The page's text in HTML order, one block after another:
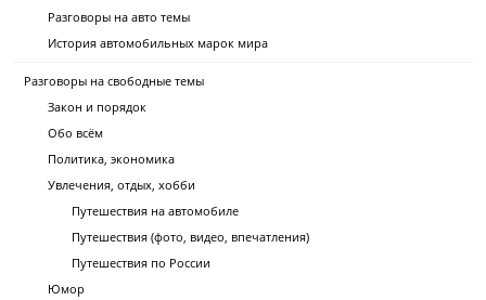
Разговоры на авто темы
История автомобильных марок мира
Разговоры на свободные темы
Закон и порядок
Обо всём
Политика, экономика
Увлечения, отдых, хобби
Путешествия на автомобиле
Путешествия (фото, видео, впечатления)
Путешествия по России
Юмор